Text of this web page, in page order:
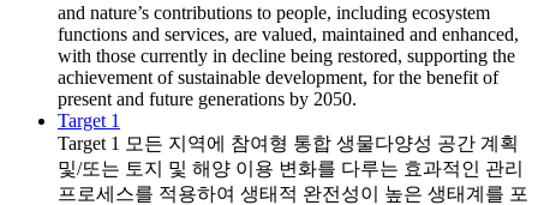
and nature’s contributions to people, including ecosystem
functions and services, are valued, maintained and enhanced,
with those currently in decline being restored, supporting the
achievement of sustainable development, for the benefit of
present and future generations by 2050.
Target 1
Target 1 모든 지역에 참여형 통합 생물다양성 공간 계획
및/또는 토지 및 해양 이용 변화를 다루는 효과적인 관리
프로세스를 적용하여 생태적 완전성이 높은 생태계를 포